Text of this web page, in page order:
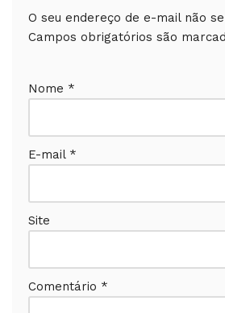
O seu endereço de e-mail não
Campos obrigatórios são
Nome *
E-mail *
Site
Comentário *